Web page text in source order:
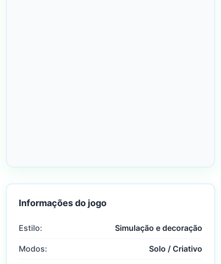
Informações do jogo
Estilo: Simulação e decoração
Modos: Solo / Criativo